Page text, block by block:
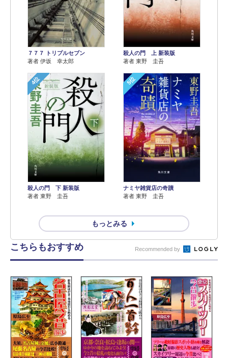
７７７ トリプルセブン
著者 伊坂 幸太郎
殺人の門 上 新装版
著者 東野 圭吾
4位
殺人の門 下 新装版
著者 東野 圭吾
5位
ナミヤ雑貨店の奇蹟
著者 東野 圭吾
もっとみる
こちらもおすすめ Recommended by